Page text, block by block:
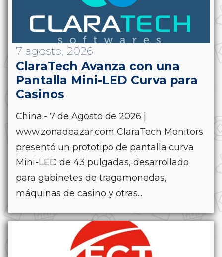
7 agosto, 2026
ClaraTech Avanza con una
Pantalla Mini-LED Curva para
Casinos
China.- 7 de Agosto de 2026 |
www.zonadeazar.com ClaraTech Monitors
presentó un prototipo de pantalla curva
Mini-LED de 43 pulgadas, desarrollado
para gabinetes de tragamonedas,
máquinas de casino y otras...